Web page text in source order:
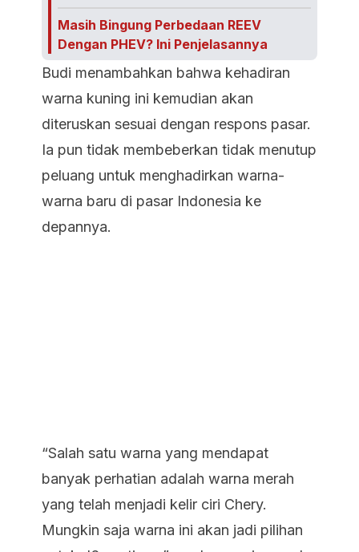
Masih Bingung Perbedaan REEV
Dengan PHEV? Ini Penjelasannya
Budi menambahkan bahwa kehadiran
warna kuning ini kemudian akan
diteruskan sesuai dengan respons pasar.
Ia pun tidak membeberkan tidak menutup
peluang untuk menghadirkan warna-
warna baru di pasar Indonesia ke
depannya.
“Salah satu warna yang mendapat
banyak perhatian adalah warna merah
yang telah menjadi kelir ciri Chery.
Mungkin saja warna ini akan jadi pilihan